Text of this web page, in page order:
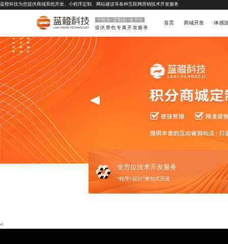
蓝橙科技为您提供商城系统开发、 小程序定制 、 网站建设等各种互联网营销技术开发服务
个性化+定制化+全方位
提供整包专属开发服务
首页 商城开发 体感
全方位技术开发服务
“程序+设计”整包式开发
<